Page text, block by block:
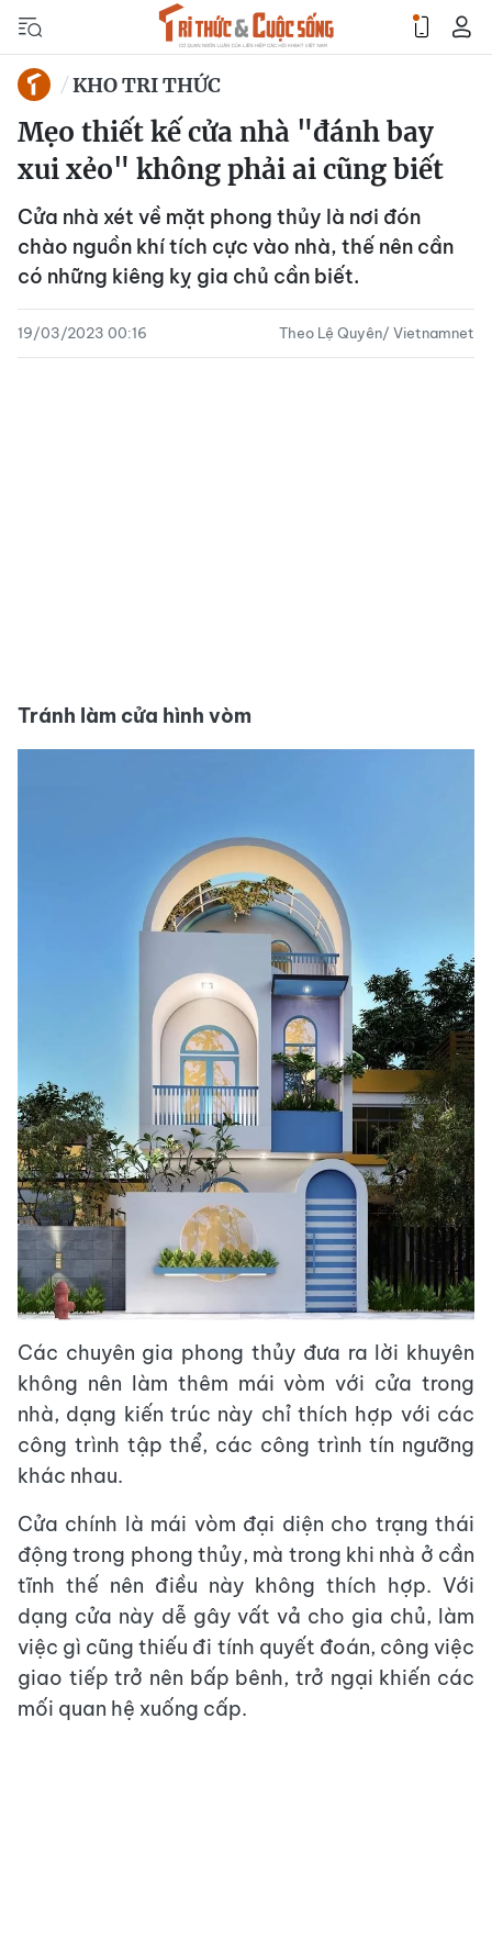
KHO TRI THỨC
Mẹo thiết kế cửa nhà "đánh bay
xui xẻo" không phải ai cũng biết
Cửa nhà xét về mặt phong thủy là nơi đón
chào nguồn khí tích cực vào nhà, thế nên cần
có những kiêng kỵ gia chủ cần biết.
19/03/2023 00:16 Theo Lệ Quyên/ Vietnamnet
Tránh làm cửa hình vòm
Các chuyên gia phong thủy đưa ra lời khuyên
không nên làm thêm mái vòm với cửa trong
nhà, dạng kiến trúc này chỉ thích hợp với các
công trình tập thể, các công trình tín ngưỡng
khác nhau.
Cửa chính là mái vòm đại diện cho trạng thái
động trong phong thủy, mà trong khi nhà ở cần
tĩnh thế nên điều này không thích hợp. Với
dạng cửa này dễ gây vất vả cho gia chủ, làm
việc gì cũng thiếu đi tính quyết đoán, công việc
giao tiếp trở nên bấp bênh, trở ngại khiến các
mối quan hệ xuống cấp.